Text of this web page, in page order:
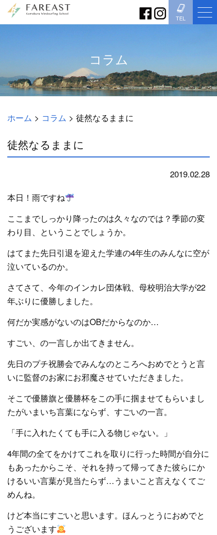
TEL
コラム
ホーム > コラム > 徒然なるままに
徒然なるままに
2019.02.28
本日！雨ですね
ここまでしっかり降ったのは久々なのでは？季節の変
わり目、ということでしょうか。
はてまた先日引退を迎えた学連の4年生のみんなに空が
泣いているのか。
さてさて、今年のインカレ団体戦、母校明治大学が22
年ぶりに優勝しました。
何だか実感がないのはOBだからなのか…
すごい、の一言しか出てきません。
先日のプチ祝勝会でみんなのところへおめでとうと言
いに監督のお家にお邪魔させていただきました。
そこで優勝旗と優勝杯をこの手に掴ませてもらいまし
たがいまいち言葉にならず、すごいの一言。
「手に入れたくても手に入る物じゃない。」
4年間の全てをかけてこれを取りに行った時間が自分に
もあったからこそ、それを持って帰ってきた彼らにか
けるいい言葉が見当たらず…うまいこと言えなくてご
めんね。
けど本当にすごいと思います。ほんっとうにおめでと
うございます